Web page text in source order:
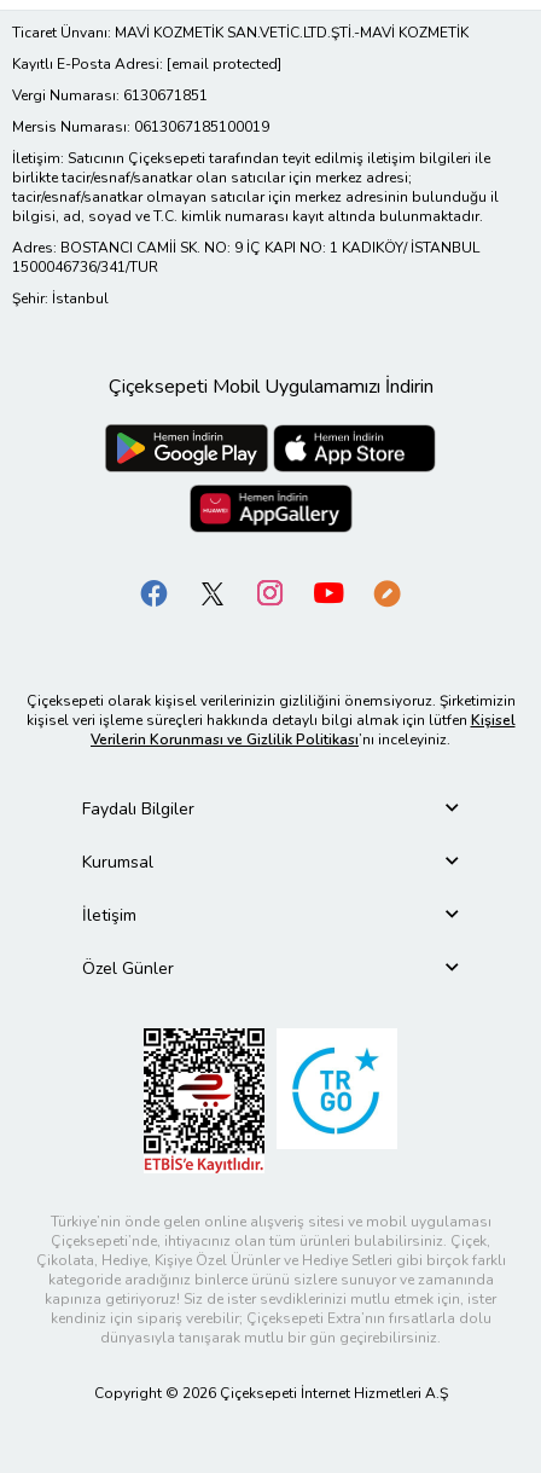
Ticaret Ünvanı: MAVİ KOZMETİK SAN.VETİC.LTD.ŞTİ.-MAVİ KOZMETİK
Kayıtlı E-Posta Adresi: [email protected]
Vergi Numarası: 6130671851
Mersis Numarası: 0613067185100019
İletişim: Satıcının Çiçeksepeti tarafından teyit edilmiş iletişim bilgileri ile
birlikte tacir/esnaf/sanatkar olan satıcılar için merkez adresi;
tacir/esnaf/sanatkar olmayan satıcılar için merkez adresinin bulunduğu il
bilgisi, ad, soyad ve T.C. kimlik numarası kayıt altında bulunmaktadır.
Adres: BOSTANCI CAMİİ SK. NO: 9 İÇ KAPI NO: 1 KADIKÖY/ İSTANBUL
1500046736/341/TUR
Şehir: İstanbul
Çiçeksepeti Mobil Uygulamamızı İndirin
Çiçeksepeti olarak kişisel verilerinizin gizliliğini önemsiyoruz. Şirketimizin
kişisel veri işleme süreçleri hakkında detaylı bilgi almak için lütfen Kişisel
Verilerin Korunması ve Gizlilik Politikası’nı inceleyiniz.
Faydalı Bilgiler
Kurumsal
İletişim
Özel Günler
Türkiye’nin önde gelen online alışveriş sitesi ve mobil uygulaması
Çiçeksepeti’nde, ihtiyacınız olan tüm ürünleri bulabilirsiniz. Çiçek,
Çikolata, Hediye, Kişiye Özel Ürünler ve Hediye Setleri gibi birçok farklı
kategoride aradığınız binlerce ürünü sizlere sunuyor ve zamanında
kapınıza getiriyoruz! Siz de ister sevdiklerinizi mutlu etmek için, ister
kendiniz için sipariş verebilir; Çiçeksepeti Extra’nın fırsatlarla dolu
dünyasıyla tanışarak mutlu bir gün geçirebilirsiniz.
Copyright © 2026 Çiçeksepeti İnternet Hizmetleri A.Ş